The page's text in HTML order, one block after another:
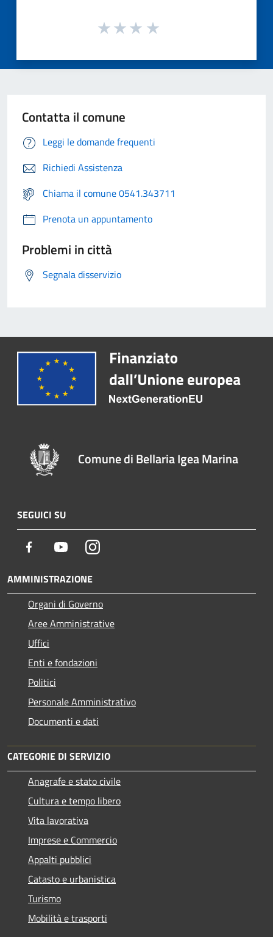
Contatta il comune
Leggi le domande frequenti
Richiedi Assistenza
Chiama il comune 0541.343711
Prenota un appuntamento
Problemi in città
Segnala disservizio
Comune di Bellaria Igea Marina
SEGUICI SU
Facebook YoutubeInstagram
AMMINISTRAZIONE
Organi di Governo
Aree Amministrative
Uffici
Enti e fondazioni
Politici
Personale Amministrativo
Documenti e dati
CATEGORIE DI SERVIZIO
Anagrafe e stato civile
Cultura e tempo libero
Vita lavorativa
Imprese e Commercio
Appalti pubblici
Catasto e urbanistica
Turismo
Mobilità e trasporti